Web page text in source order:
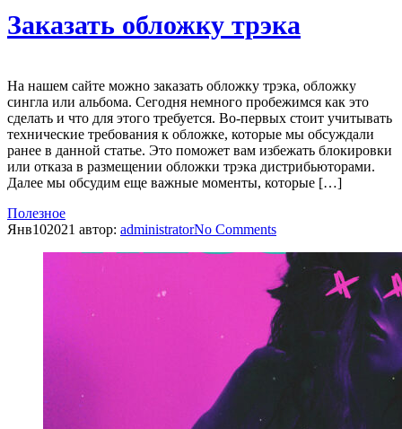
Заказать обложку трэка
На нашем сайте можно заказать обложку трэка, обложку
сингла или альбома. Сегодня немного пробежимся как это
сделать и что для этого требуется. Во-первых стоит учитывать
технические требования к обложке, которые мы обсуждали
ранее в данной статье. Это поможет вам избежать блокировки
или отказа в размещении обложки трэка дистрибьюторами.
Далее мы обсудим еще важные моменты, которые […]
Полезное
Янв102021 автор: administratorNo Comments